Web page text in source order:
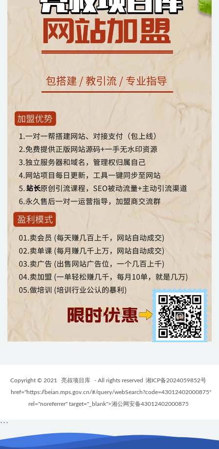
Copyright © 2021 亮叔项目库 - All rights reserved 湘ICP备2024059852号
href="https://beian.mps.gov.cn/#/query/webSearch?code=43012402000875"
rel="noreferrer" target="_blank">湘公网安备43012402000875
```